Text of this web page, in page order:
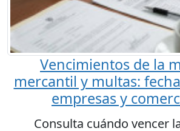
Vencimientos de la
mercantil y multas:
empresas y
Consulta cuándo vencer